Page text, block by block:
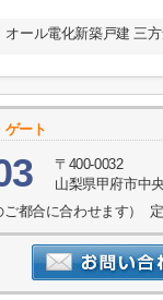
オール電化新築戸建 三
ゲート
〒400-0032
山梨県甲府市中
ご都合に合わせます）